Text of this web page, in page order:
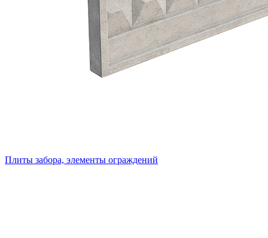
Плиты забора, элементы ограждений